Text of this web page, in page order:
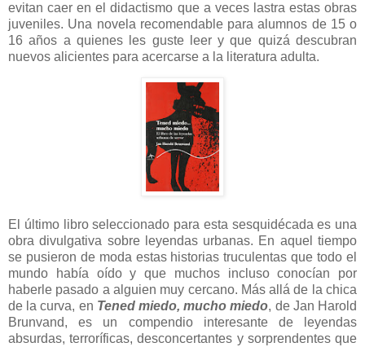
evitan caer en el didactismo que a veces lastra estas obras
juveniles. Una novela recomendable para alumnos de 15 o
16 años a quienes les guste leer y que quizá descubran
nuevos alicientes para acercarse a la literatura adulta.
El último libro seleccionado para esta sesquidécada es una
obra divulgativa sobre leyendas urbanas. En aquel tiempo
se pusieron de moda estas historias truculentas que todo el
mundo había oído y que muchos incluso conocían por
haberle pasado a alguien muy cercano. Más allá de la chica
de la curva, en Tened miedo, mucho miedo, de Jan Harold
Brunvand, es un compendio interesante de leyendas
absurdas, terroríficas, desconcertantes y sorprendentes que